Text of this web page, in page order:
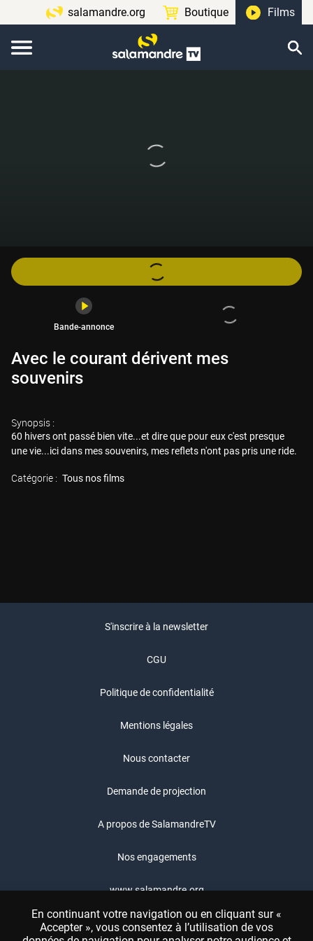
salamandre.org Boutique Films
Bande-annonce
Avec le courant dérivent mes
souvenirs
Synopsis :
60 hivers ont passé bien vite...et dire que pour eux c'est presque
une vie...ici dans mes souvenirs, mes reflets n'ont pas pris une ride.
Catégorie : Tous nos films
S'inscrire à la newsletter
CGU
Politique de confidentialité
Mentions légales
Nous contacter
Demande de projection
A propos de SalamandreTV
Nos engagements
www.salamandre.org
Boutique Salamandre
En continuant votre navigation ou en cliquant sur «
Accepter », vous consentez à l’utilisation de vos